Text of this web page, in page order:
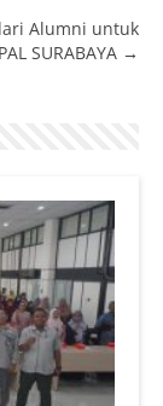
Alumni untuk
SURABAYA →